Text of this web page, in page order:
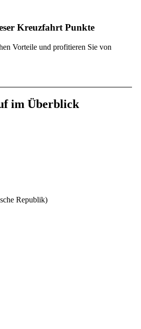
Kreuzfahrt Punkte
Vorteile und profitieren Sie von
im Überblick
Republik)